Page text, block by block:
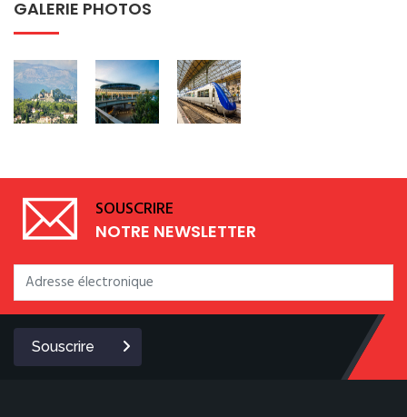
GALERIE PHOTOS
SOUSCRIRE
NOTRE NEWSLETTER
Souscrire